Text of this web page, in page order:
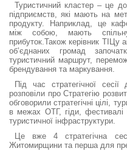
Туристичний кластер – це
підприємств, які мають на
продукту. Наприклад, це
між собою, мають
прибуток.Також керівник
об’єднаних громад
туристичний маршрут,
брендування та маркування.
Під час стратегічної
розповіли про Стратегію
обговорили стратегічні цілі,
в межах ОТГ, гіди, фестивалі
туристичної інфраструктури.
Це вже 4 стратегічна
Житомирщини та перша для